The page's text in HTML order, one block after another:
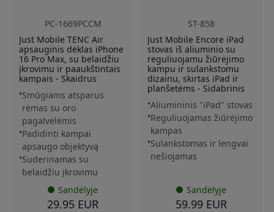
PC-1669PCCM
Just Mobile TENC Air
apsauginis dėklas iPhone
16 Pro Max, su belaidžiu
įkrovimu ir paaukštintais
kampais - Skaidrus
Smūgiams atsparus
rėmas su oro
pagalvėlėmis
Padidinti kampai
apsaugo objektyvą
Suderinamas su
belaidžiu įkrovimu
Sandėlyje
29.95 EUR
ST-858
Just Mobile Encore iPad
stovas iš aliuminio su
reguliuojamu žiūrėjimo
kampu ir sulankstomu
dizainu, skirtas iPad ir
planšetėms - Sidabrinis
Aliumininis "iPad" stovas
Reguliuojamas žiūrėjimo
kampas
Sulankstomas ir lengvai
nešiojamas
Sandėlyje
59.99 EUR